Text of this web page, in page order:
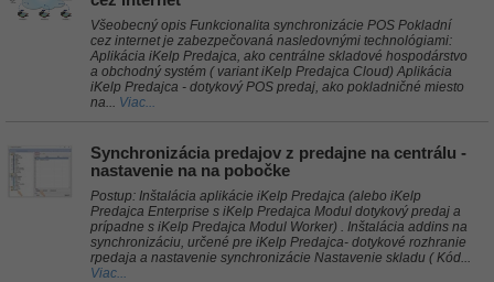
Všeobecný opis Funkcionalita synchronizácie POS Pokladní
cez internet je zabezpečovaná nasledovnými technológiami:
Aplikácia iKelp Predajca, ako centrálne skladové hospodárstvo
a obchodný systém ( variant iKelp Predajca Cloud) Aplikácia
iKelp Predajca - dotykový POS predaj, ako pokladničné miesto
na... Viac...
Synchronizácia predajov z predajne na centrálu -
nastavenie na na pobočke
Postup: Inštalácia aplikácie iKelp Predajca (alebo iKelp
Predajca Enterprise s iKelp Predajca Modul dotykový predaj a
prípadne s iKelp Predajca Modul Worker) . Inštalácia addins na
synchronizáciu, určené pre iKelp Predajca- dotykové rozhranie
rpedaja a nastavenie synchronizácie Nastavenie skladu ( Kód...
Viac...